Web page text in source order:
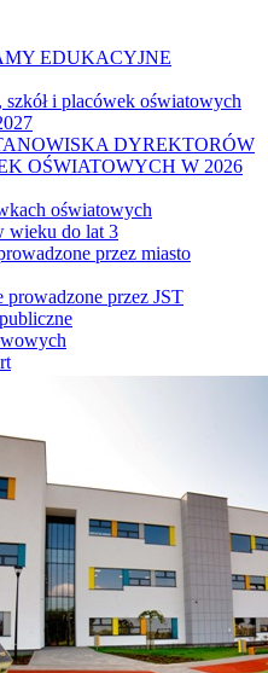
EDUKACYJNE
i placówek oświatowych
DYREKTORÓW
OŚWIATOWYCH W 2026
oświatowych
wieku do lat 3
przez miasto
prowadzone przez JST